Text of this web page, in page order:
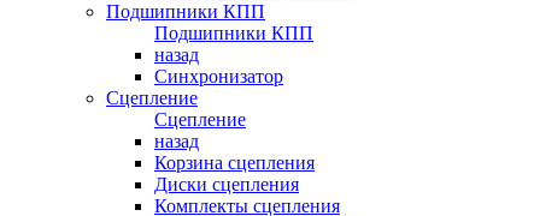
Подшипники КПП
Подшипники КПП
назад
Синхронизатор
Сцепление
Сцепление
назад
Корзина сцепления
Диски сцепления
Комплекты сцепления